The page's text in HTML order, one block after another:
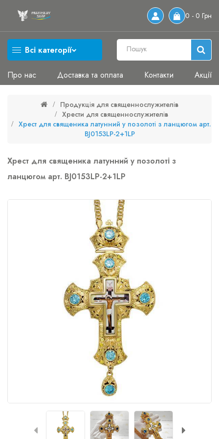
0 - 0 Грн
Всі категорії
Про нас Доставка та оплата Контакти Акції
Продукція для священнослужителів
Хрести для священнослужителів
Хрест для священика латунний у позолоті з ланцюгом арт.
BJ0153LP-2+1LP
Хрест для священика латунний у позолоті з
ланцюгом арт. BJ0153LP-2+1LP